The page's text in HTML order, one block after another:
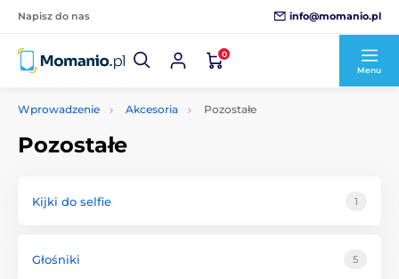
Napisz do nas info@momanio.pl
0
Menu
Wprowadzenie Akcesoria Pozostałe
Pozostałe
Kijki do selfie 1
Głośniki 5